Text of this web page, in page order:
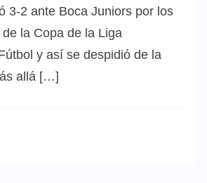
3-2 ante Boca Juniors por los
la Copa de la Liga
y así se despidió de la
allá […]